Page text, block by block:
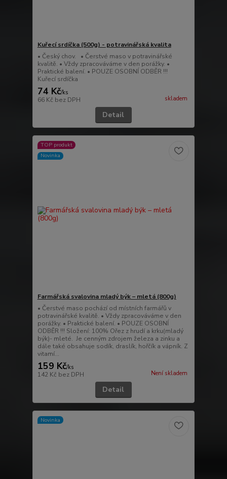
Kuřecí srdíčka (500g) - potravinářská kvalita
• Český chov. • Čerstvé maso v potravinářské
kvalitě. • Vždy zpracováváme v den porážky. •
Praktické balení. • POUZE OSOBNÍ ODBĚR !!!
Kuřecí srdíčka
74 Kč/ks
66 Kč bez DPH skladem
Detail
TOP produkt
Novinka
Farmářská svalovina mladý býk – mletá (800g)
• Čerstvé maso pochází od místních farmářů v
potravinářské kvalitě. • Vždy zpracováváme v den
porážky. • Praktické balení. • POUZE OSOBNÍ
ODBĚR !!! Složení: 100% Ořez z hrudí a krku(mladý
býk)- mleté. Je cenným zdrojem železa a zinku a
dále také obsahuje sodík, draslík, hořčík a vápník. Z
vitamí...
159 Kč/ks
142 Kč bez DPH Není skladem
Detail
Novinka